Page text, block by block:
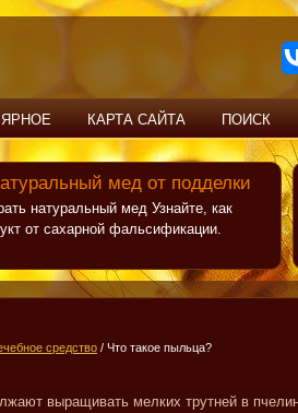
КАРТА САЙТА ПОИСК
мед от подделки
натуральный мед Узнайте, как
от сахарной фальсификации.
средство / Что такое пыльца?
выращивать мелких трутней в